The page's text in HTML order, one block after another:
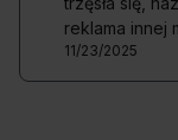
Czy w tej
reklama innej
11/23/2025